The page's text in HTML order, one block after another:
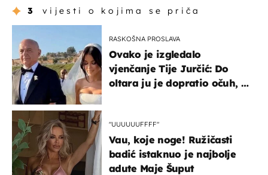
3 vijesti o kojima se priča
RASKOŠNA PROSLAVA
Ovako je izgledalo
vjenčanje Tije Jurčić: Do
oltara ju je dopratio očuh, a
"UUUUUUFFFF"
Vau, koje noge! Ružičasti
badić istaknuo je najbolje
adute Maje Šuput